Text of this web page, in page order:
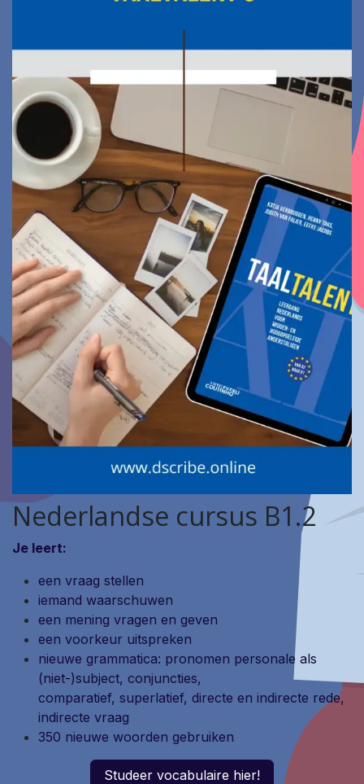
Nederlandse cursus B1.2
Je leert:
een vraag stellen
iemand waarschuwen
een mening vragen en geven
een voorkeur uitspreken
nieuwe grammatica: pronomen personale als
(niet-)subject, conjuncties,
comparatief, superlatief, directe en indirecte rede,
indirecte vraag
350 nieuwe woorden gebruiken
Studeer vocabulaire hier!